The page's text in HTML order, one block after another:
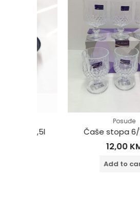
Čaše stopa 6/1 180ml
KM
Add to cart